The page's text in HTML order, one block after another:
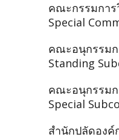
คณะกรรมกา
Special
คณะอนุกรรม
Standing
คณะอนุกรรม
Special
สำนักปลัดองค์